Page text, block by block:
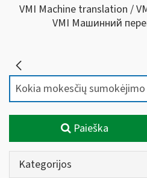
VMI Machine translation /
VMI Машинний
Paieška
Kategorijos